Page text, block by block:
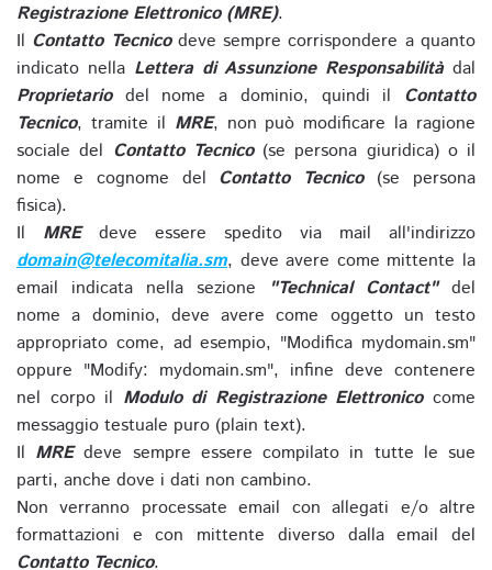
Registrazione Elettronico (MRE).
Il Contatto Tecnicodeve sempre corrispondere a quanto
indicato nella Lettera di Assunzione Responsabilitàdal
Proprietariodel nome a dominio, quindi il Contatto
Tecnico, tramite il MRE, non può modificare la ragione
sociale del Contatto Tecnico(se persona giuridica) o il
nome e cognome del Contatto Tecnico(se persona
fisica).
Il MREdeve essere spedito via mail all'indirizzo
domain@telecomitalia.sm, deve avere come mittente la
email indicata nella sezione
"Technical Contact"del
nome a dominio, deve avere come oggetto un testo
appropriato come, ad esempio, "Modifica mydomain.sm"
oppure "Modify: mydomain.sm", infine deve contenere
nel corpo il Modulo di Registrazione Elettronicocome
messaggio testuale puro (plain text).
Il MREdeve sempre essere compilato in tutte le sue
parti, anche dove i dati non cambino.
Non verranno processate email con allegati e/o altre
formattazioni e con mittente diverso dalla email del
Contatto Tecnico.